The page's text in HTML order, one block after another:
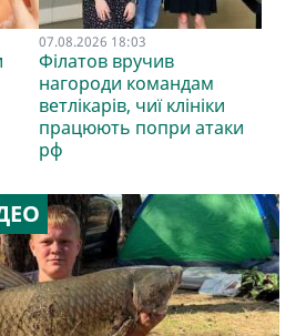
07.08.2026 18:03
Філатов вручив
нагороди командам
ветлікарів, чиї клініки
працюють попри атаки
рф